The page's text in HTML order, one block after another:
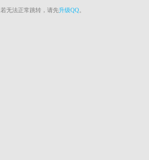
若无法正常跳转，请先升级QQ。